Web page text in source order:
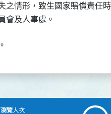
之情形，致生國家賠償責任
會及人事處。
覽人次